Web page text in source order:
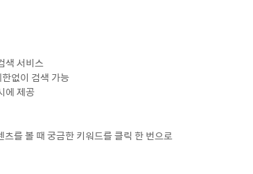
색 서비스
없이 검색 가능
에 제공
를 볼 때 궁금한 키워드를 클릭 한 번으로